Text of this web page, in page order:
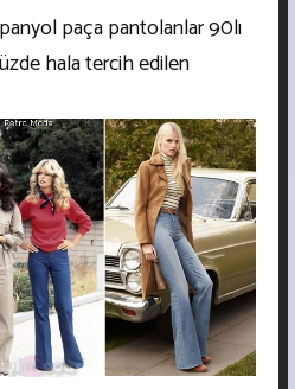
paça pantolanlar 90lı
hala tercih edilen